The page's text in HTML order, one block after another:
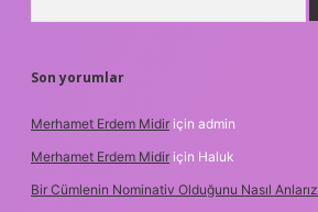
Son yorumlar
Merhamet Erdem Midir için admin
Merhamet Erdem Midir için Haluk
Bir Cümlenin Nominativ Olduğunu Nasıl Anlarız